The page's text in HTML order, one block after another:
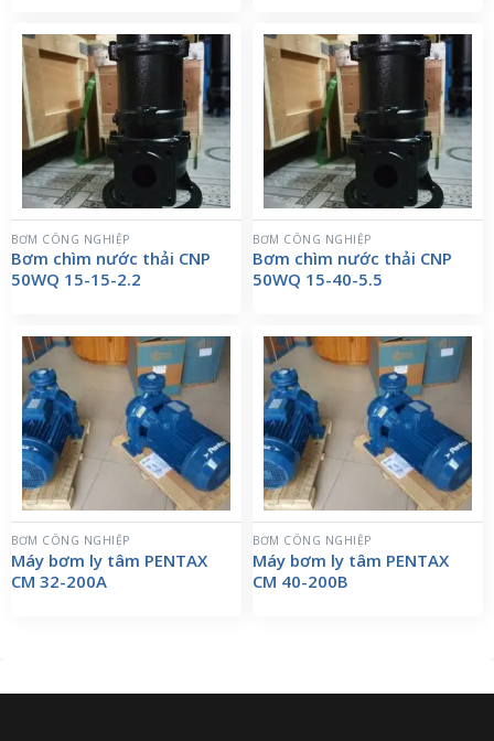
BƠM CÔNG NGHIỆP
Bơm chìm nước thải CNP
50WQ 15-15-2.2
BƠM CÔNG NGHIỆP
Bơm chìm nước thải CNP
50WQ 15-40-5.5
BƠM CÔNG NGHIỆP
Máy bơm ly tâm PENTAX
CM 32-200A
BƠM CÔNG NGHIỆP
Máy bơm ly tâm PENTAX
CM 40-200B